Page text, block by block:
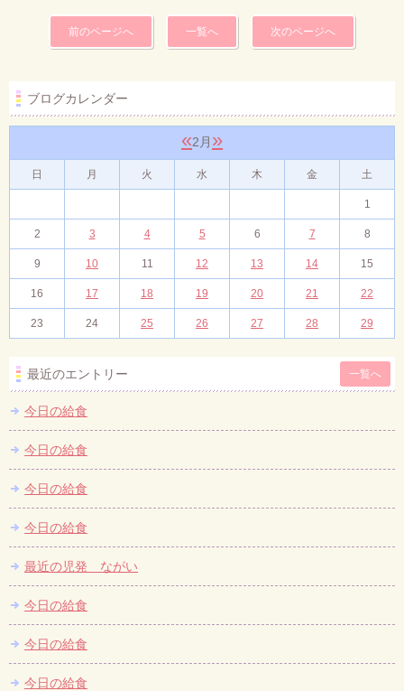
前のページへ 一覧へ 次のページへ
ブログカレンダー
«2月 »
日 月 火 水 木 金 土
1
2 3 4 5 6 7 8
9 10 11 12 13 14 15
16 17 18 19 20 21 22
23 24 25 26 27 28 29
最近のエントリー 一覧へ
今日の給食
今日の給食
今日の給食
今日の給食
最近の児発 ながい
今日の給食
今日の給食
今日の給食